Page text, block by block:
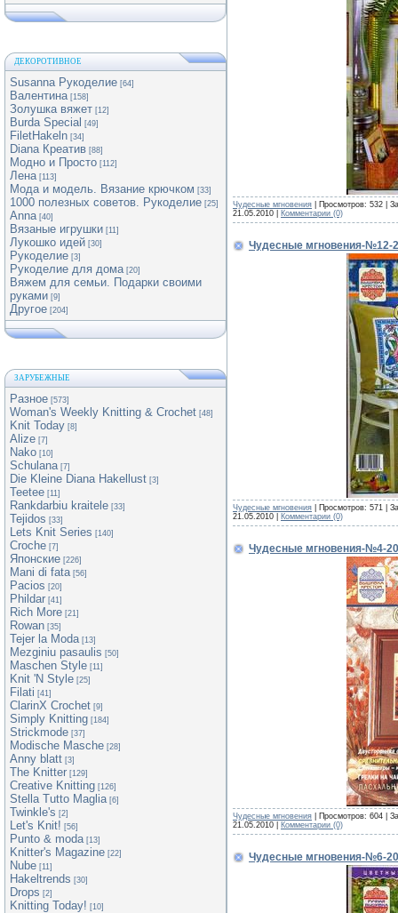
ДЕКОРОТИВНОЕ
Susanna Рукоделие [64]
Валентина [158]
Золушка вяжет [12]
Burda Special [49]
FiletHakeln [34]
Diana Креатив [88]
Модно и Просто [112]
Лена [113]
Мода и модель. Вязание крючком [33]
1000 полезных советов. Рукоделие [25]
Anna [40]
Вязаные игрушки [11]
Лукошко идей [30]
Рукоделие [3]
Рукоделие для дома [20]
Вяжем для семьи. Подарки своими
руками [9]
Другое [204]
ЗАРУБЕЖНЫЕ
Разное [573]
Woman's Weekly Knitting & Crochet [48]
Knit Today [8]
Alize [7]
Nako [10]
Schulana [7]
Die Kleine Diana Hakellust [3]
Teetee [11]
Rankdarbiu kraitele [33]
Tejidos [33]
Lets Knit Series [140]
Croche [7]
Японские [226]
Mani di fata [56]
Pacios [20]
Phildar [41]
Rich More [21]
Rowan [35]
Tejer la Moda [13]
Mezginiu pasaulis [50]
Maschen Style [11]
Knit 'N Style [25]
Filati [41]
ClarinX Crochet [9]
Simply Knitting [184]
Strickmode [37]
Modische Masche [28]
Anny blatt [3]
The Knitter [129]
Creative Knitting [126]
Stella Tutto Maglia [6]
Twinkle's [2]
Let's Knit! [56]
Punto & moda [13]
Knitter's Magazine [22]
Nube [11]
Hakeltrends [30]
Drops [2]
Knitting Today! [10]
Чудесные мгновения | Просмотров: 532 |
21.05.2010
Комментарии (0)
Чудесные мгновения-№12-
Чудесные мгновения | Просмотров: 571 |
21.05.2010
Комментарии (0)
Чудесные мгновения-№4-
Чудесные мгновения | Просмотров: 604 |
21.05.2010
Комментарии (0)
Чудесные мгновения-№6-